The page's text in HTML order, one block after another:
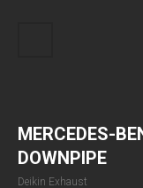
MERCEDES-
DOWNPIPE
Deikin Exhaust